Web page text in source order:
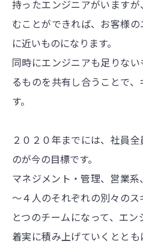
持ったエンジニアがいます
むことができれば、お客様
に近いものになります。
同時にエンジニアも足りな
るものを共有し合うことで
す。
２０２０年までには、社員
のが今の目標です。
マネジメント・管理、営業
～４人のそれぞれの別々の
とつのチームになって、エ
着実に積み上げていくとと